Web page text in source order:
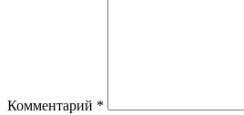
Комментарий *